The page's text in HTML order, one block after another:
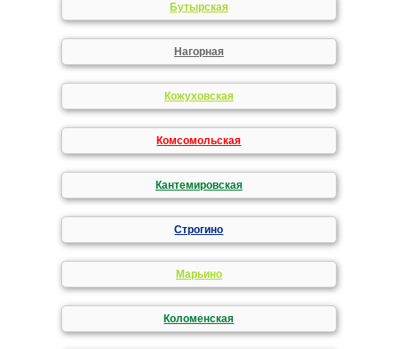
Бутырская
Нагорная
Кожуховская
Комсомольская
Кантемировская
Строгино
Марьино
Коломенская